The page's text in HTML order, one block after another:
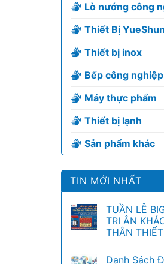
Lò nướng công
Thiết Bị YueShun
Thiết bị inox
Bếp công nghiệp
Máy thực phẩm
Thiết bị lạnh
Sản phẩm khác
TIN MỚI NHẤT
TUẦN LỄ
TRI ÂN
THÂN THIẾT
Danh Sách